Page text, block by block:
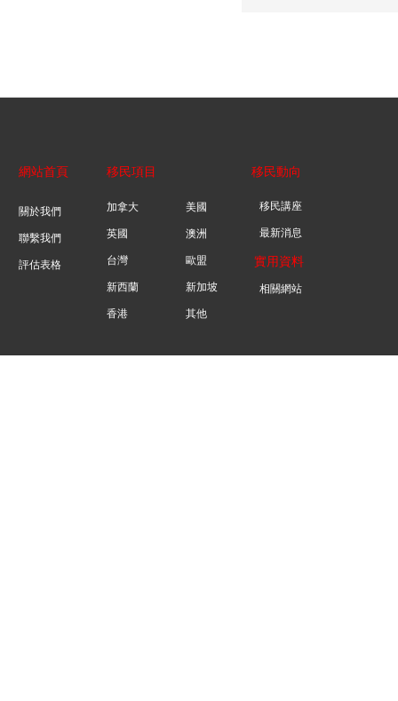
關於我們
聯繫我們
評估表格
加拿大 美國
英國 澳洲
台灣 歐盟
新西蘭 新加坡
香港 其他
移民講座
最新消息
相關網站
移民項目 移民動向
實用資料
網站首頁